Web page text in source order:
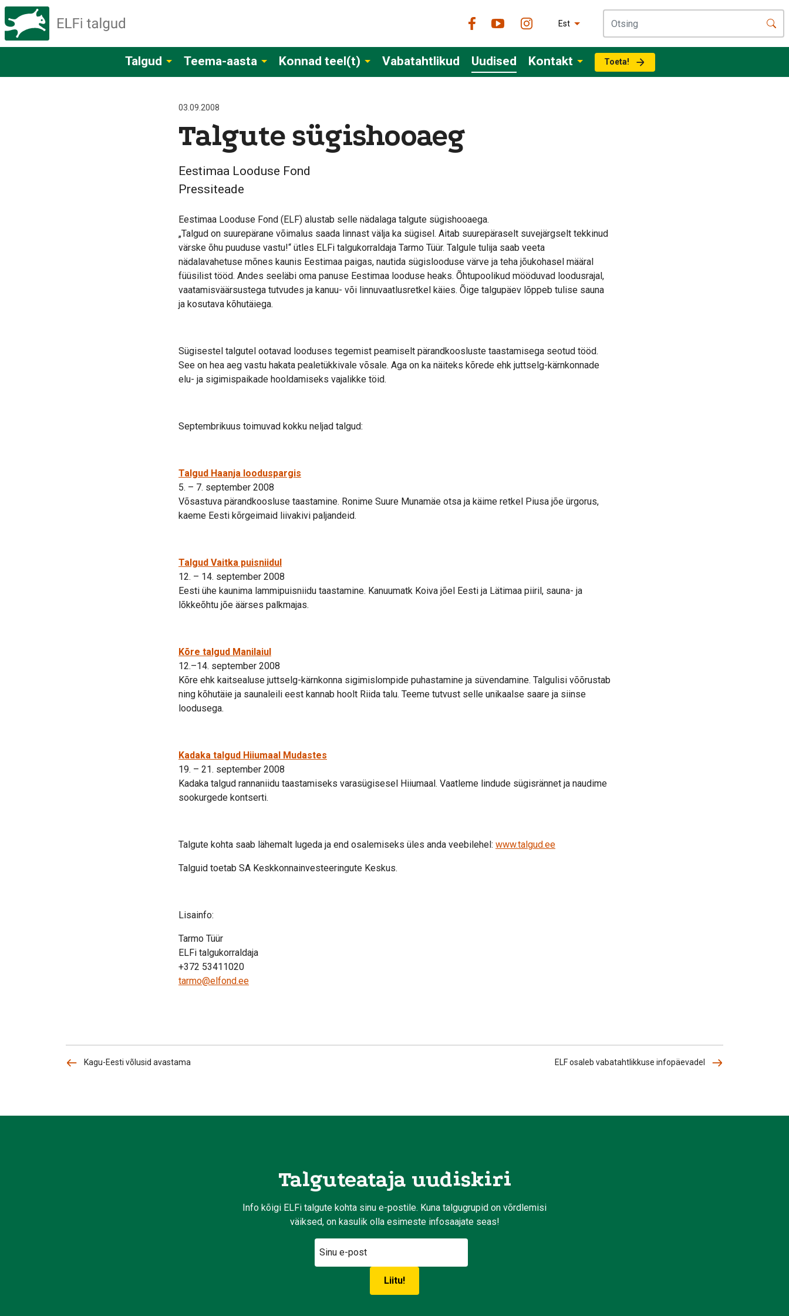
Est
Talgud Teema-aasta Konnad teel(t) Vabatahtlikud Uudised Kontakt Toeta!
03.09.2008
Talgute sügishooaeg
Eestimaa Looduse Fond
Pressiteade
Eestimaa Looduse Fond (ELF) alustab selle nädalaga talgute sügishooaega.
„Talgud on suurepärane võimalus saada linnast välja ka sügisel. Aitab suurepäraselt suvejärgselt tekkinud
värske õhu puuduse vastu!“ ütles ELFi talgukorraldaja Tarmo Tüür. Talgule tulija saab veeta
nädalavahetuse mõnes kaunis Eestimaa paigas, nautida sügislooduse värve ja teha jõukohasel määral
füüsilist tööd. Andes seeläbi oma panuse Eestimaa looduse heaks. Õhtupoolikud mööduvad loodusrajal,
vaatamisväärsustega tutvudes ja kanuu- või linnuvaatlusretkel käies. Õige talgupäev lõppeb tulise sauna
ja kosutava kõhutäiega.
Sügisestel talgutel ootavad looduses tegemist peamiselt pärandkoosluste taastamisega seotud tööd.
See on hea aeg vastu hakata pealetükkivale võsale. Aga on ka näiteks kõrede ehk juttselg-kärnkonnade
elu- ja sigimispaikade hooldamiseks vajalikke töid.
Septembrikuus toimuvad kokku neljad talgud:
Talgud Haanja looduspargis
5. – 7. september 2008
Võsastuva pärandkoosluse taastamine. Ronime Suure Munamäe otsa ja käime retkel Piusa jõe ürgorus,
kaeme Eesti kõrgeimaid liivakivi paljandeid.
Talgud Vaitka puisniidul
12. – 14. september 2008
Eesti ühe kaunima lammipuisniidu taastamine. Kanuumatk Koiva jõel Eesti ja Lätimaa piiril, sauna- ja
lõkkeõhtu jõe äärses palkmajas.
Kõre talgud Manilaiul
12.–14. september 2008
Kõre ehk kaitsealuse juttselg-kärnkonna sigimislompide puhastamine ja süvendamine. Talgulisi võõrustab
ning kõhutäie ja saunaleili eest kannab hoolt Riida talu. Teeme tutvust selle unikaalse saare ja siinse
loodusega.
Kadaka talgud Hiiumaal Mudastes
19. – 21. september 2008
Kadaka talgud rannaniidu taastamiseks varasügisesel Hiiumaal. Vaatleme lindude sügisrännet ja naudime
sookurgede kontserti.
Talgute kohta saab lähemalt lugeda ja end osalemiseks üles anda veebilehel: www.talgud.ee
Talguid toetab SA Keskkonnainvesteeringute Keskus.
Lisainfo:
Tarmo Tüür
ELFi talgukorraldaja
+372 53411020
tarmo@elfond.ee
Kagu-Eesti võlusid avastama ELF osaleb vabatahtlikkuse infopäevadel
Talguteataja uudiskiri
Info kõigi ELFi talgute kohta sinu e-postile. Kuna talgugrupid on võrdlemisi
väiksed, on kasulik olla esimeste infosaajate seas!